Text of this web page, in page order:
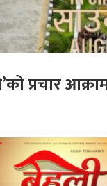
प्रचार